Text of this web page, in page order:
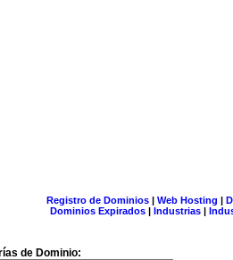
Registro de Dominios| Web Hosting |
Dominios Expirados | Industrias |
de Dominio: